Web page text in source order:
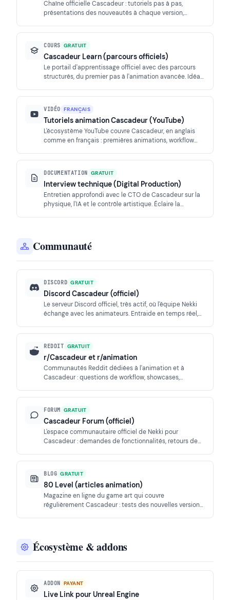
Chaîne officielle Cascadeur : tutoriels pas à pas,
présentations des nouveautés à chaque version,
l'animation physique.
COURS GRATUIT
Cascadeur Learn (parcours officiels)
Le portail d'apprentissage officiel avec des parcours
structurés, du premier pas à l'animation avancée. Idéal
VIDÉO FRANÇAIS
Tutoriels animation Cascadeur (YouTube)
L'écosystème YouTube couvre Cascadeur, en anglais
comme en français : premières animations, workflow
moteurs de jeu.
DOCUMENTATION GRATUIT
Interview technique (Digital Production)
Entretien approfondi avec le CTO de Cascadeur sur la
physique, l'IA et le contrôle artistique. Éclaire la
Communauté
DISCORD GRATUIT
Discord Cascadeur (officiel)
Le serveur Discord officiel, très actif, où l'équipe Nekki
échange avec les animateurs. Entraide en temps réel,
abonnés Pro.
REDDIT GRATUIT
r/Cascadeur et r/animation
Communautés Reddit dédiées à l'animation et à
Cascadeur : questions de workflow, showcases,
AutoPhysics et retours utilisateurs.
FORUM GRATUIT
Cascadeur Forum (officiel)
L'espace communautaire officiel de Nekki pour
Cascadeur : demandes de fonctionnalités, retours de
utilisateurs.
BLOG GRATUIT
80 Level (articles animation)
Magazine en ligne du game art qui couvre
régulièrement Cascadeur : tests des nouvelles versions,
Écosystème & addons
ADDON PAYANT
Live Link pour Unreal Engine